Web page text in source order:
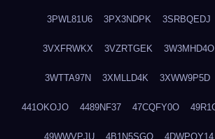
3PWL81U6 3PX3NDPK 3SRBQEDJ
3VXFRWKX 3VZRTGEK 3W3MHD4O
3WTTA97N 3XMLLD4K 3XWW9P5D
441OKOJO 4489NF37 47CQFY0O
49WWVPJU 4B1N5SGO 4DWPQY14